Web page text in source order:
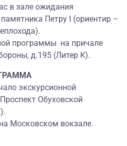
в зале ожидания
Петру I (ориентир –
программы на причале
д.195 (Литер К).
экскурсионной
Обуховской
Московском вокзале.